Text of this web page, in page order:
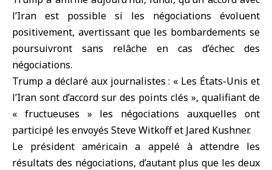
l’Iran est possible si les négociations évoluent
positivement, avertissant que les bombardements se
poursuivront sans relâche en cas d’échec des
négociations.
Trump a déclaré aux journalistes : « Les États-Unis et
l’Iran sont d’accord sur des points clés », qualifiant de
« fructueuses » les négociationsauxquelles ont
participé les envoyés Steve Witkoff et Jared Kushner.
Le président américain a appelé à attendre les
résultats des négociations, d’autant plus que les deux